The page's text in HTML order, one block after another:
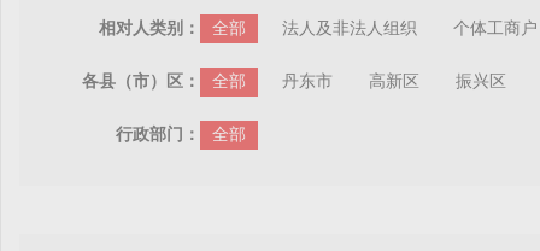
相对人类别： 全部 法人及非法人组织 个体工商户
各县（市）区： 全部 丹东市 高新区 振兴区
行政部门： 全部